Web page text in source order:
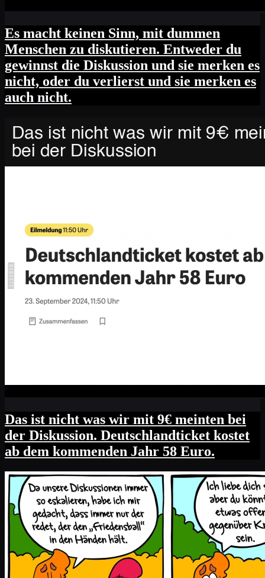
Es macht keinen Sinn, mit dummen
Menschen zu diskutieren. Entweder du
gewinnst die Diskussion und sie merken es
nicht, oder du verlierst und sie merken es
auch nicht.
Das ist nicht was wir mit 9€ meinten bei
der Diskussion. Deutschlandticket kostet
ab dem kommenden Jahr 58 Euro.